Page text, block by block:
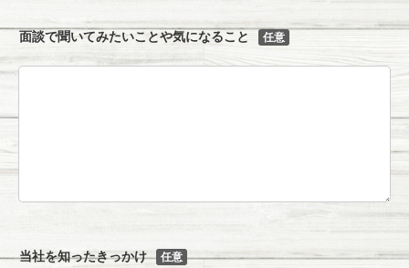
面談で聞いてみたいことや気になること 任意
当社を知ったきっかけ 任意